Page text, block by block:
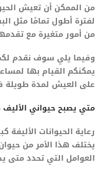
من الممكن أن تعيش
لفترة أطول تمامًا مثل
من أمور متغيرة مع
وفيما يلي سوف نقدم
يمكنكم القيام بها
على العيش لمدة
متي يصبح حيواني الأليف
رعاية الحيوانات الأليفة
يختلف هذا الأمر من
العوامل التي تحدد متى